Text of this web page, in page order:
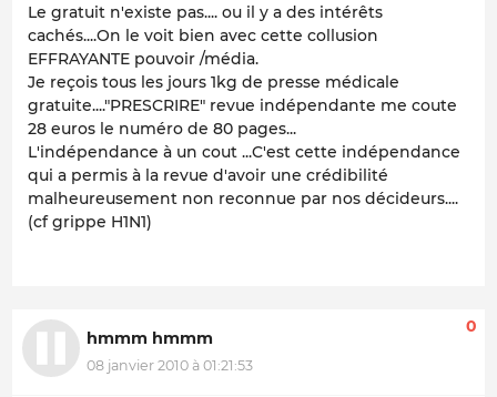
Le gratuit n'existe pas.... ou il y a des intérêts
cachés....On le voit bien avec cette collusion
EFFRAYANTE pouvoir /média.
Je reçois tous les jours 1kg de presse médicale
gratuite...."PRESCRIRE" revue indépendante me coute
28 euros le numéro de 80 pages...
L'indépendance à un cout ...C'est cette indépendance
qui a permis à la revue d'avoir une crédibilité
malheureusement non reconnue par nos décideurs....
(cf grippe H1N1)
hmmm hmmm
08 janvier 2010 à 01:21:53
0